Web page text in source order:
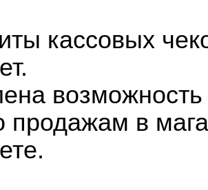
кассовых
продажам в